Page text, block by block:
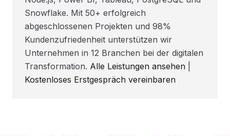
Snowflake. Mit 50+ erfolgreich
abgeschlossenen Projekten und 98%
Kundenzufriedenheit unterstützen wir
Unternehmen in 12 Branchen bei der digitalen
Transformation. Alle Leistungen ansehen
Kostenloses Erstgespräch vereinbaren